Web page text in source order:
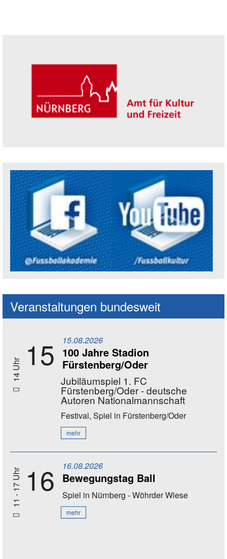
Social Media Kanäle der Akademie
Veranstaltungen bundesweit
14 Uhr 15 15.08.2026
100 Jahre Stadion
Fürstenberg/Oder
Jubiläumspiel 1. FC
Fürstenberg/Oder - deutsche
Autoren Nationalmannschaft
Festival, Spiel in Fürstenberg/Oder
mehr
11 - 17 Uhr 16 16.08.2026
Bewegungstag Ball
Spiel in Nürnberg - Wöhrder Wiese
mehr